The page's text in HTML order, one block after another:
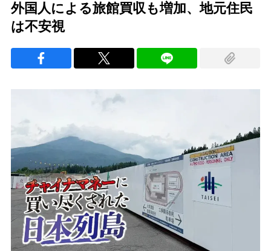
外国人による旅館買収も増加、地元住民
は不安視